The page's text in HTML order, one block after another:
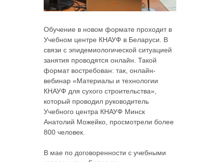
Обучение в новом формате проходит в
Учебном центре КНАУФ в Беларуси. В
связи с эпидемиологической ситуацией
занятия проводятся онлайн. Такой
формат востребован: так, онлайн-
вебинар «Материалы и технологии
КНАУФ для сухого строительства»,
который проводил руководитель
Учебного центра КНАУФ Минск
Анатолий Можейко, просмотрели более
800 человек.
В мае по договоренности с учебными